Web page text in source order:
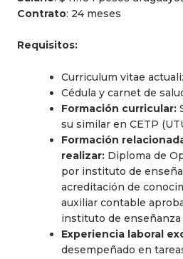
Contrato: 24 meses
Requisitos:
Curriculum vitae
Cédula y carnet de
Formación curricular:
su similar en CETP
Formación
realizar: Diploma de
por instituto de
acreditación de
auxiliar contable
instituto de enseñanza
Experiencia laboral
desempeñado en